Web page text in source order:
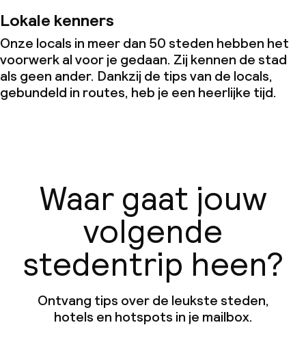
Lokale kenners
Onze locals in meer dan 50 steden hebben het
voorwerk al voor je gedaan. Zij kennen de stad
als geen ander. Dankzij de tips van de locals,
gebundeld in routes, heb je een heerlijke tijd.
Waar gaat jouw
volgende
stedentrip heen?
Ontvang tips over de leukste steden,
hotels en hotspots in je mailbox.